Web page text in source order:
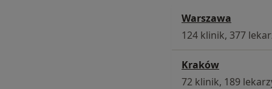
Warszawa
124 klinik, 377
Kraków
72 klinik, 189